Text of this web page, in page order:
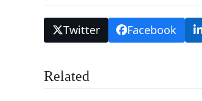
Twitter Facebook
Related